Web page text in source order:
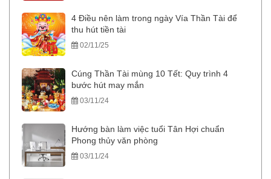
4 Điều nên làm trong ngày Vía Thần Tài để
thu hút tiền tài
02/11/25
Cúng Thần Tài mùng 10 Tết: Quy trình 4
bước hút may mắn
03/11/24
Hướng bàn làm việc tuổi Tân Hợi chuẩn
Phong thủy văn phòng
03/11/24